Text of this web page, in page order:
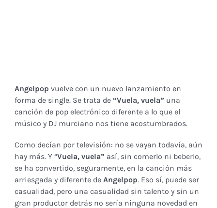
Angelpop vuelve con un nuevo lanzamiento en
forma de single. Se trata de “Vuela, vuela” una
canción de pop electrónico diferente a lo que el
músico y DJ murciano nos tiene acostumbrados.
Como decían por televisión: no se vayan todavía, aún
hay más. Y “Vuela, vuela” así, sin comerlo ni beberlo,
se ha convertido, seguramente, en la canción más
arriesgada y diferente de Angelpop. Eso sí, puede ser
casualidad, pero una casualidad sin talento y sin un
gran productor detrás no sería ninguna novedad en